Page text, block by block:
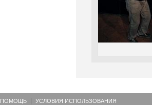
ПОМОЩЬ УСЛОВИЯ ИСПОЛЬЗОВАНИЯ